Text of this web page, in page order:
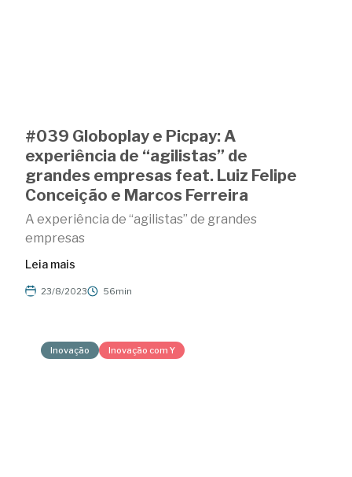
#039 Globoplay e Picpay: A
experiência de “agilistas” de
grandes empresas feat. Luiz Felipe
Conceição e Marcos Ferreira
A experiência de “agilistas” de grandes
empresas
Leia mais
23/8/2023 56min
Inovação Inovação com Y